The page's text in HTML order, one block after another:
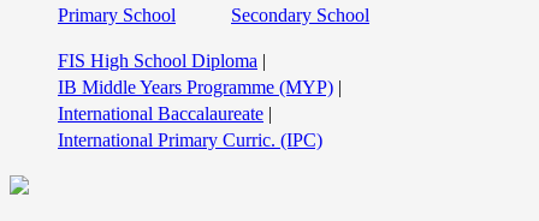
Primary School
Secondary School
FIS High School Diploma |
IB Middle Years Programme (MYP) |
International Baccalaureate |
International Primary Curric. (IPC)